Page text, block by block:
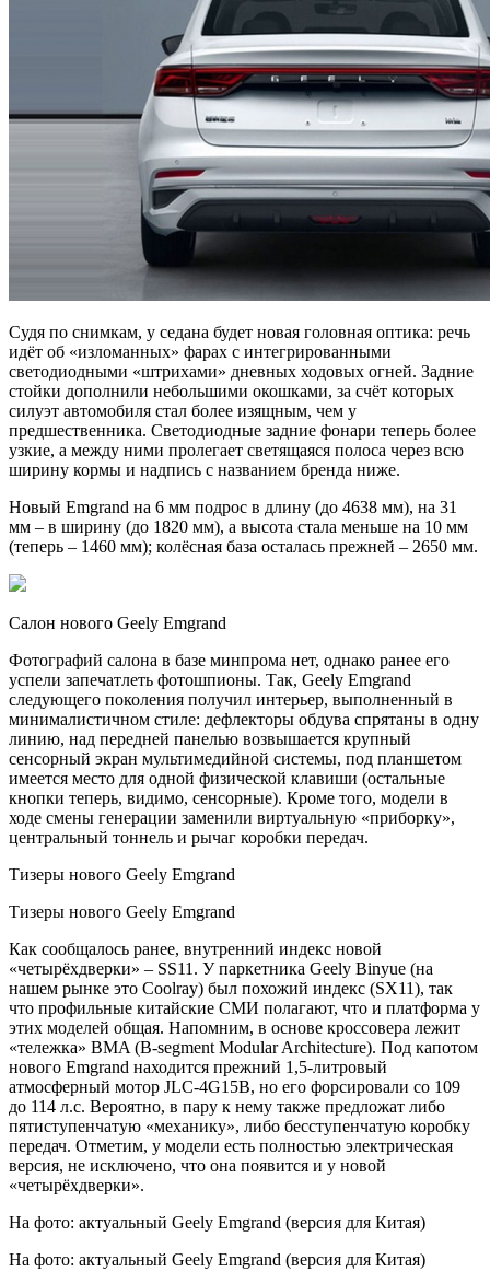
Судя по снимкам, у седана будет новая головная оптика: речь
идёт об «изломанных» фарах с интегрированными
светодиодными «штрихами» дневных ходовых огней. Задние
стойки дополнили небольшими окошками, за счёт которых
силуэт автомобиля стал более изящным, чем у
предшественника. Светодиодные задние фонари теперь более
узкие, а между ними пролегает светящаяся полоса через всю
ширину кормы и надпись с названием бренда ниже.
Новый Emgrand на 6 мм подрос в длину (до 4638 мм), на 31
мм – в ширину (до 1820 мм), а высота стала меньше на 10 мм
(теперь – 1460 мм); колёсная база осталась прежней – 2650 мм.
Салон нового Geely Emgrand
Фотографий салона в базе минпрома нет, однако ранее его
успели запечатлеть фотошпионы. Так, Geely Emgrand
следующего поколения получил интерьер, выполненный в
минималистичном стиле: дефлекторы обдува спрятаны в одну
линию, над передней панелью возвышается крупный
сенсорный экран мультимедийной системы, под планшетом
имеется место для одной физической клавиши (остальные
кнопки теперь, видимо, сенсорные). Кроме того, модели в
ходе смены генерации заменили виртуальную «приборку»,
центральный тоннель и рычаг коробки передач.
Тизеры нового Geely Emgrand
Тизеры нового Geely Emgrand
Как сообщалось ранее, внутренний индекс новой
«четырёхдверки» – SS11. У паркетника Geely Binyue (на
нашем рынке это Coolray) был похожий индекс (SX11), так
что профильные китайские СМИ полагают, что и платформа у
этих моделей общая. Напомним, в основе кроссовера лежит
«тележка» BMA (B-segment Modular Architecture). Под капотом
нового Emgrand находится прежний 1,5-литровый
атмосферный мотор JLC-4G15B, но его форсировали со 109
до 114 л.с. Вероятно, в пару к нему также предложат либо
пятиступенчатую «механику», либо бесступенчатую коробку
передач. Отметим, у модели есть полностью электрическая
версия, не исключено, что она появится и у новой
«четырёхдверки».
На фото: актуальный Geely Emgrand (версия для Китая)
На фото: актуальный Geely Emgrand (версия для Китая)